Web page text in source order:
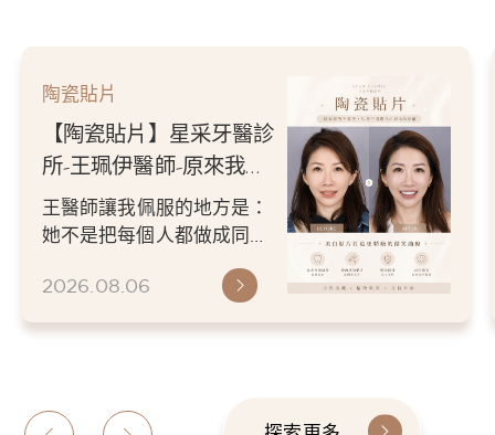
陶瓷貼片
【陶瓷貼片】星采牙醫診
所-王珮伊醫師-原來我的
不愛笑，只是不喜歡自己
原本的牙齒
王醫師讓我佩服的地方是：
她不是把每個人都做成同一
更適合自己的樣子。 現...
2026.08.06